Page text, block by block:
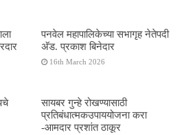
पनवेल महापालिकेच्या सभागृह नेतेपदी
अ‍ॅड. प्रकाश बिनेदार
16th March 2026
सायबर गुन्हे रोखण्यासाठी
प्रतिबंधात्मकउपाययोजना करा
-आमदार प्रशांत ठाकूर